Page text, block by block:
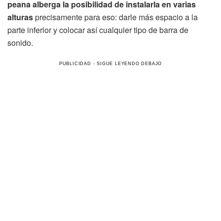
peana alberga la posibilidad de instalarla en varias
alturasprecisamente para eso: darle más espacio a la
parte inferior y colocar así cualquier tipo de barra de
sonido.